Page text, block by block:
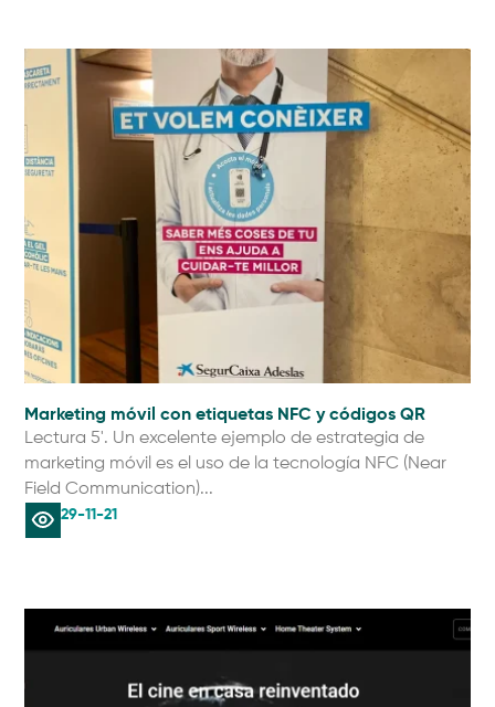
Marketing móvil con etiquetas NFC y códigos QR
Lectura 5'. Un excelente ejemplo de estrategia de
marketing móvil es el uso de la tecnología NFC (Near
Field Communication)...
29-11-21